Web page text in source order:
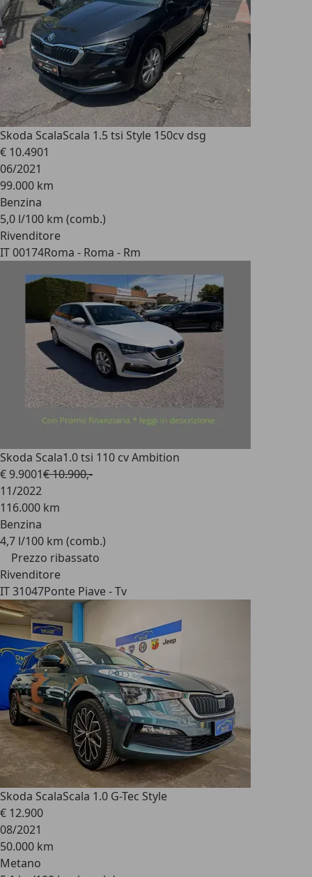
Skoda ScalaScala 1.5 tsi Style 150cv dsg
€ 10.4901
06/2021
99.000 km
Benzina
5,0 l/100 km (comb.)
Rivenditore
IT 00174Roma - Roma - Rm
Skoda Scala1.0 tsi 110 cv Ambition
€ 9.9001€ 10.900,-
11/2022
116.000 km
Benzina
4,7 l/100 km (comb.)
Prezzo ribassato
Rivenditore
IT 31047Ponte Piave - Tv
Skoda ScalaScala 1.0 G-Tec Style
€ 12.900
08/2021
50.000 km
Metano